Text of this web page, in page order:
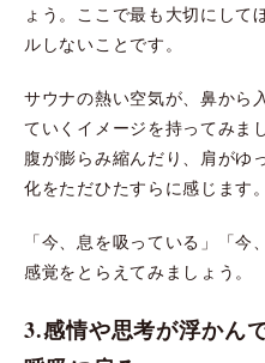
ょう。ここで最も大切にして
ルしないことです。
サウナの熱い空気が、鼻から
ていくイメージを持ってみま
腹が膨らみ縮んだり、肩がゆ
化をただひたすらに感じます。
「今、息を吸っている」「今
感覚をとらえてみましょう。
3.感情や思考が浮かん